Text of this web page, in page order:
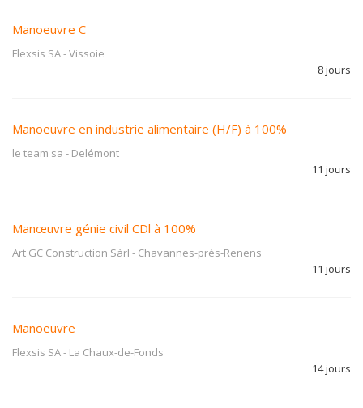
Manoeuvre C
Flexsis SA-Vissoie
8 jours
Manoeuvre en industrie alimentaire (H/F) à 100%
le team sa - Delémont
11 jours
Manœuvre génie civil CDl à 100%
Art GC Construction Sàrl - Chavannes-près-Renens
11 jours
Manoeuvre
Flexsis SA- La Chaux-de-Fonds
14 jours